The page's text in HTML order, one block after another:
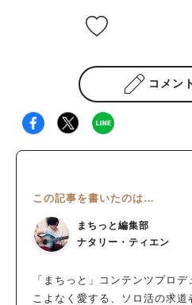
コメン
この記事を書いたのは…
まちっと編集部
ナタリー・ティエン
「まちっと」コンテンツプロ
こよなく愛する、ソロ活の求